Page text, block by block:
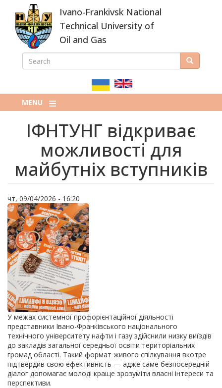
main
content
Ivano-Frankivsk National
Technical University of
Oil and Gas
ПОШУКОВА
SEARCH Search
MENU
ІФНТУНГ відкриває
можливості для
майбутніх вступників
чт, 09/04/2026 - 16:20
У межах системної профорієнтаційної діяльності
представники Івано-Франківського національного
технічного університету нафти і газу здійснили низку виїздів
до закладів загальної середньої освіти територіальних
громад області. Такий формат живого спілкування вкотре
підтвердив свою ефективність — адже саме безпосередній
діалог допомагає молоді краще зрозуміти власні інтереси та
перспективи.